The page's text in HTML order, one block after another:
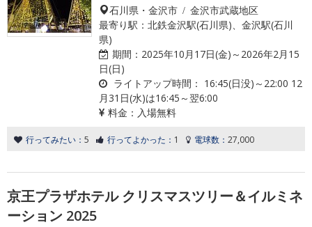
石川県・金沢市 / 金沢市武蔵地区
最寄り駅：北鉄金沢駅(石川県)、金沢駅(石川
県)
期間： 2025年10月17日(金)～2026年2月15
日(日)
ライトアップ時間： 16:45(日没)～22:00 12
月31日(水)は16:45～翌6:00
料金： 入場無料
行ってみたい： 5 行ってよかった： 1 電球数： 27,000
京王プラザホテル クリスマスツリー＆イルミネ
ーション 2025